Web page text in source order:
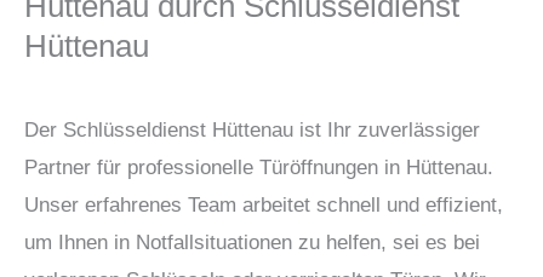
Hüttenau
Der Schlüsseldienst Hüttenau ist Ihr zuverlässiger
Partner für professionelle Türöffnungen in Hüttenau.
Unser erfahrenes Team arbeitet schnell und effizient,
um Ihnen in Notfallsituationen zu helfen, sei es bei